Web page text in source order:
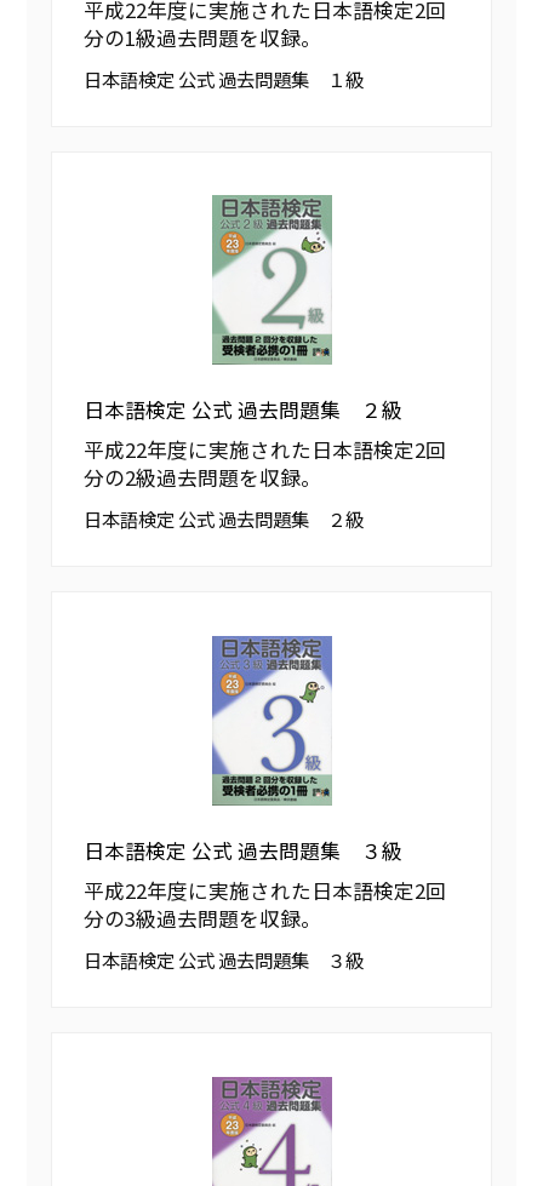
平成22年度に実施された日本語検定2回
分の1級過去問題を収録。
日本語検定 公式 過去問題集 １級
日本語検定 公式 過去問題集 ２級
平成22年度に実施された日本語検定2回
分の2級過去問題を収録。
日本語検定 公式 過去問題集 ２級
日本語検定 公式 過去問題集 ３級
平成22年度に実施された日本語検定2回
分の3級過去問題を収録。
日本語検定 公式 過去問題集 ３級